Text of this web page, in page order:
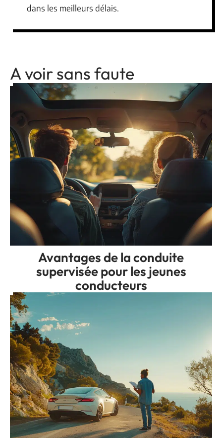
dans les meilleurs délais.
A voir sans faute
Avantages de la conduite
supervisée pour les jeunes
conducteurs